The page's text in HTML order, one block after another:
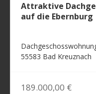
Attraktive
auf die Ebernburg
55583 Bad Kreuznach
189.000,00 €